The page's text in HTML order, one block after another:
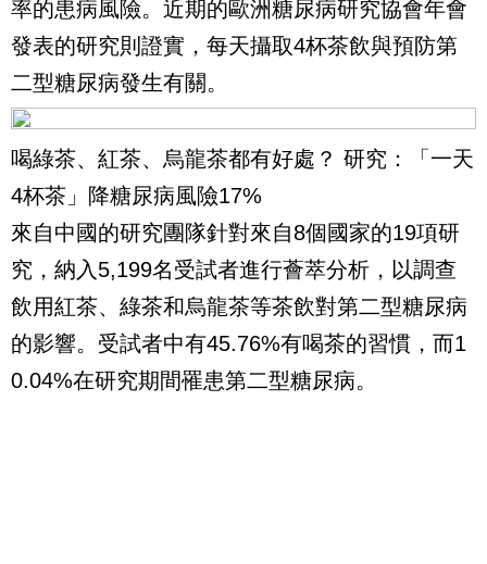
率的患病風險。近期的歐洲糖尿病研究協會年會
發表的研究則證實，每天攝取4杯茶飲與預防第
二型糖尿病發生有關。
喝綠茶、紅茶、烏龍茶都有好處？ 研究：「一天
4杯茶」降糖尿病風險17%
來自中國的研究團隊針對來自8個國家的19項研
究，納入5,199名受試者進行薈萃分析，以調查
飲用紅茶、綠茶和烏龍茶等茶飲對第二型糖尿病
的影響。受試者中有45.76%有喝茶的習慣，而1
0.04%在研究期間罹患第二型糖尿病。